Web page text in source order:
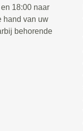
18:00 naar
hand van uw
behorende